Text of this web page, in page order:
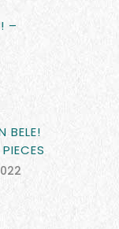
–
BELE!